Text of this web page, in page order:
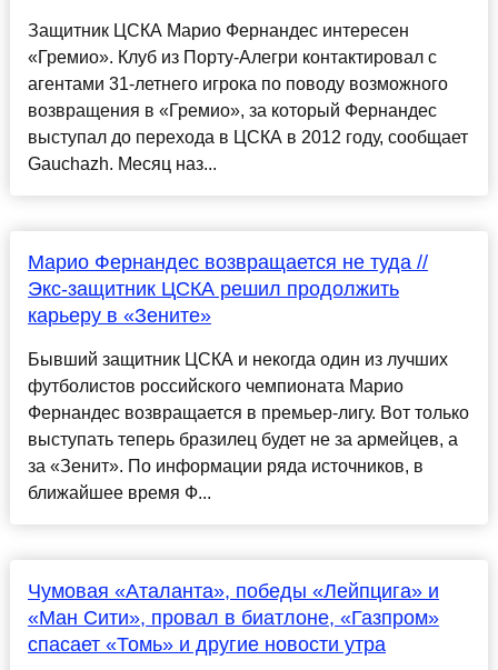
Защитник ЦСКА Марио Фернандес интересен
«Гремио». Клуб из Порту-Алегри контактировал с
агентами 31-летнего игрока по поводу возможного
возвращения в «Гремио», за который Фернандес
выступал до перехода в ЦСКА в 2012 году, сообщает
Gauchazh. Месяц наз...
Марио Фернандес возвращается не туда //
Экс-защитник ЦСКА решил продолжить
карьеру в «Зените»
Бывший защитник ЦСКА и некогда один из лучших
футболистов российского чемпионата Марио
Фернандес возвращается в премьер-лигу. Вот только
выступать теперь бразилец будет не за армейцев, а
за «Зенит». По информации ряда источников, в
ближайшее время Ф...
Чумовая «Аталанта», победы «Лейпцига» и
«Ман Сити», провал в биатлоне, «Газпром»
спасает «Томь» и другие новости утра